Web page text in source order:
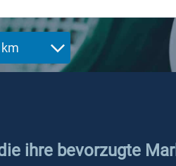
ihre bevorzugte